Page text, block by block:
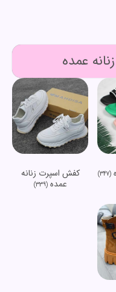
عمده
(347)
کفش اسپرت زنانه
عمده(339)